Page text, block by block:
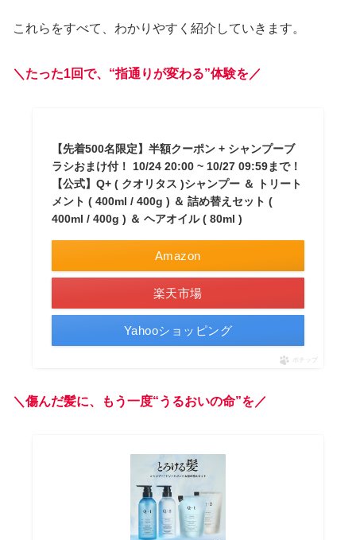
これらをすべて、わかりやすく紹介していきます。
＼たった1回で、“指通りが変わる”体験を／
【先着500名限定】半額クーポン + シャンプーブ
ラシおまけ付！ 10/24 20:00 ~ 10/27 09:59まで！
【公式】Q+ ( クオリタス )シャンプー ＆ トリート
メント ( 400ml / 400g ) ＆ 詰め替えセット (
400ml / 400g ) ＆ ヘアオイル ( 80ml )
Amazon
楽天市場
Yahooショッピング
ポチップ
＼傷んだ髪に、もう一度“うるおいの命”を／